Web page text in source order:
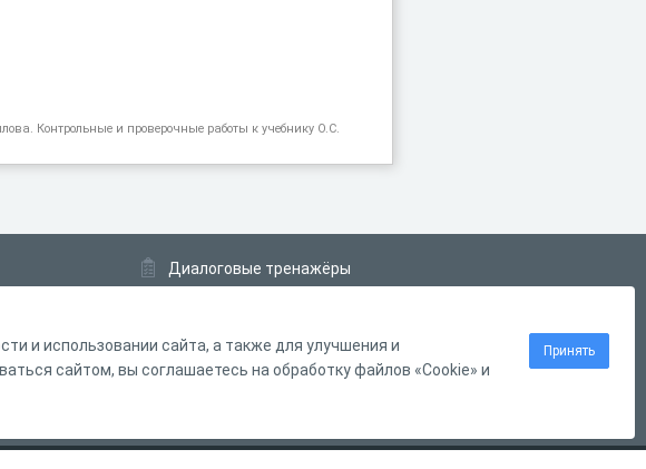
Контрольные и проверочные работы к учебнику О.С.
Диалоговые тренажёры
Система Дистанционного Обучения
и использовании сайта, а также для улучшения и
сайтом, вы соглашаетесь на обработку файлов «Cookie» и
Принять